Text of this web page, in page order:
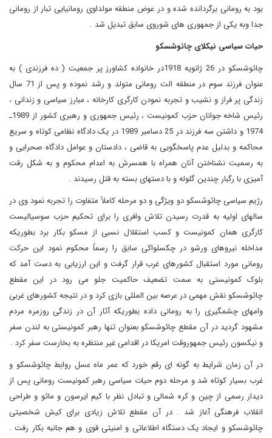
بود به رومانی برگردانده شده و در عوض منطقه مولداوی رومانیایی تبار از رومانی
جدا وبه یکی از جمهوری های شوروی سابق تبدیل شد .
حیات سیاسی نیکلای چائوشسکو
چائوشسکو در 26 ژانویه 1918در خانواده کشاورز پر جمعیت ( ده فرزندی ) به
عنوان فرزند سوم در منطقه الت رومانی متولد و رشد نموده و پس از 71 سال
زندگی پر فراز و نشیب و تجربه نمودن کارگری کارخانه ، مبارز سیاسی و زندانی ،
رئیس شاخه جوانان حزب کمونیست ، رئیس جمهوری و رهبری کشور از 1989ـ
1974 و داشتن سه فرزند در 25 دسامبر 1989 در یک دادگاه نظامی کوتاه و سریع
محاکمه و بدلیل عدم پاسخگویی به قاضی ، دادستان و عوامل دادگاه صحرایی و
به رسمیت نشناختن آنان همراه با همسرش به اعدام محکوم و به شکل رقت
آمیزی با رگبار چندین گلوله و با دستهای بسته به قتل رسیدند .
رژیم سیاسی چائوشسکو دو ویژگی و دو مرحله کاملاً متفاوت را تجربه نمود وی در
سالهای اولیه به قدرت رسیدن تلاش وافری را برای تحکیم حزب سوسیالیست
کارگری همان کمونیست و کسب استقلال نسبی از مسکو بکار برد بطوریکه
مداخله نیروهای ورشو در چکسلواکی سابق را رسماً محکوم نمود این حرکت
رومانی مورد استقبال کشورهای غرب قرار گرفت و این ارزیابی به دست آمد که
بلوک کمونیستی به سمت تضعیف حاکمیت جلو می رود در این مقطع
چائوشسکو نقش مهمی در عرصه بین المللی بازی کرد و در نتیجه کشورهای غربی
وامهای چشمگیری را به رومانی داده بطوریکه آثار آن در زندگی روزمره مردم
مشهود گردید در آن مقطع چائوشسکو بعنوان تنها رهبر کمونیستی به لندن سفر
و نیکسون رئیس جمهوروقت امریکا در اقدامی غیر منتظره به بخارست سفر کرد .
در آن زمان شرایط به گونه ای رقم خورد که عمر ماه عسل روابط چائوشسکو و
غرب بسیار کوتاه شد و مرحله دوم حیات سیاسی رهبر کمونیست رومانی پس از
دیدار رسمی از چین و کره شمالی و تبادل نظر با کیم ایرسون و مائو و طراحی
انقلاب فرهنگی آغاز شد . در آن مقطع تلاش زیادی برای کیش شخصیتی
چائوشسکو و ایجاد یک دستگاه اطلاعاتی و امنیتی قوی و هم جانبه بکار رفت .